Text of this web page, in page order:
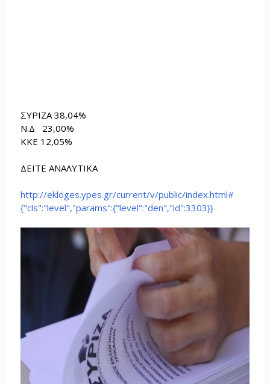
ΣΥΡΙΖΑ 38,04%
Ν.Δ 23,00%
ΚΚΕ 12,05%
ΔΕΙΤΕ ΑΝΑΛΥΤΙΚΑ
http://ekloges.ypes.gr/current/v/public/index.html#
{"cls":"level","params":{"level":"den","id":3303}}